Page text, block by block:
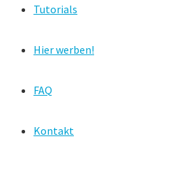
Tutorials
Hier werben!
FAQ
Kontakt